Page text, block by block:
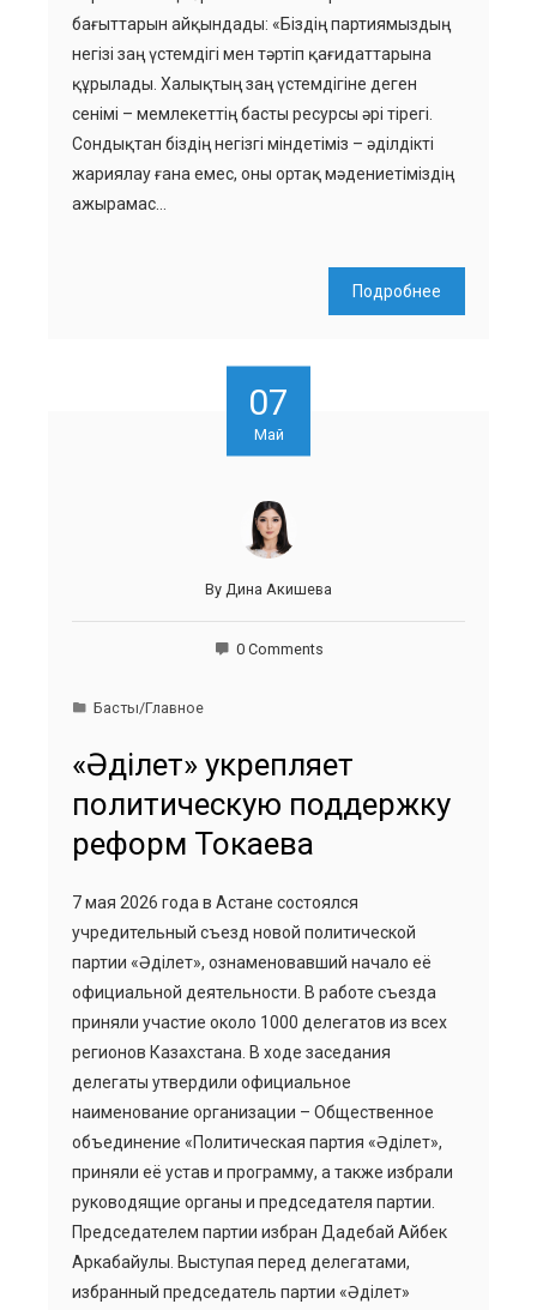
бағыттарын айқындады: «Біздің партиямыздың
негізі заң үстемдігі мен тәртіп қағидаттарына
құрылады. Халықтың заң үстемдігіне деген
сенімі – мемлекеттің басты ресурсы әрі тірегі.
Сондықтан біздің негізгі міндетіміз – әділдікті
жариялау ғана емес, оны ортақ мәдениетіміздің
ажырамас…
Подробнее
07
Май
By Дина Акишева
0 Comments
Басты/Главное
«Әділет» укрепляет
политическую поддержку
реформ Токаева
7 мая 2026 года в Астане состоялся
учредительный съезд новой политической
партии «Әділет», ознаменовавший начало её
официальной деятельности. В работе съезда
приняли участие около 1000 делегатов из всех
регионов Казахстана. В ходе заседания
делегаты утвердили официальное
наименование организации – Общественное
объединение «Политическая партия «Әділет»,
приняли её устав и программу, а также избрали
руководящие органы и председателя партии.
Председателем партии избран Дадебай Айбек
Аркабайулы. Выступая перед делегатами,
избранный председатель партии «Әділет»